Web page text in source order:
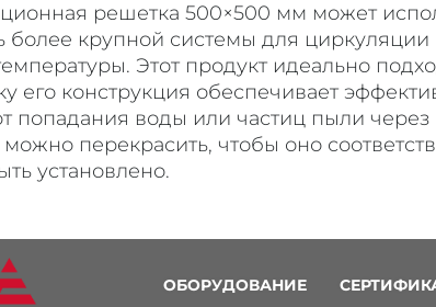
решетка 500×500 мм может
более крупной системы для
Этот продукт идеально
его конструкция обеспечивает
попадания воды или частиц пыли
можно перекрасить, чтобы оно
установлено.
ОБОРУДОВАНИЕ